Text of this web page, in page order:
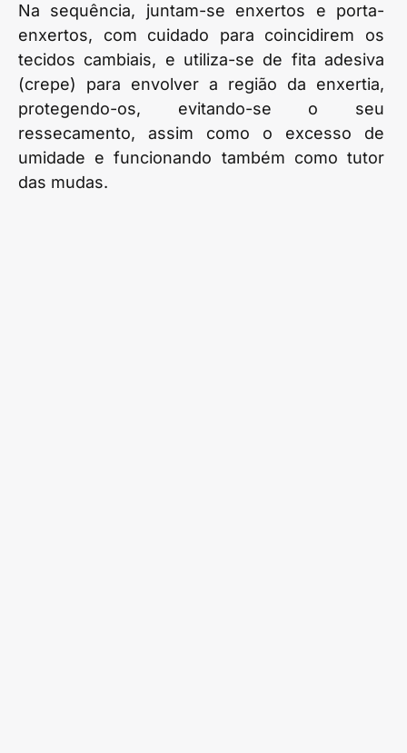
Na sequência, juntam-se enxertos e porta-
enxertos, com cuidado para coincidirem os
tecidos cambiais, e utiliza-se de fita adesiva
(crepe) para envolver a região da enxertia,
protegendo-os, evitando-se o seu
ressecamento, assim como o excesso de
umidade e funcionando também como tutor
das mudas.